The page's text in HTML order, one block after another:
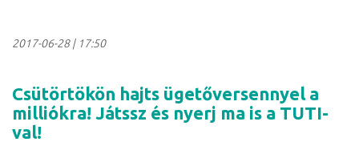
2017-06-28| 17:50
Csütörtökön hajts ügetőversennyel a
milliókra! Játssz és nyerj ma is a TUTI-
val!